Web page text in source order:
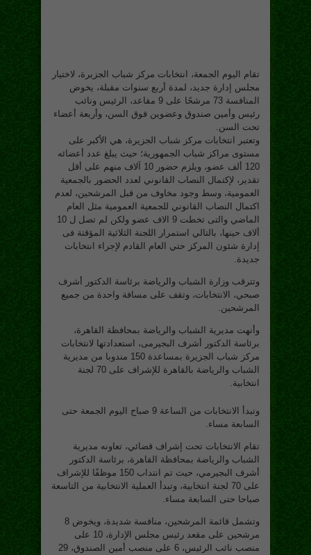
تقام اليوم الجمعة، انتخابات مركز شباب الجزيرة، لاختيار
مجلس إدارة جديد، لمدة أربع سنوات مقبلة، يخوض
المنافسة 73 مرشحًا على 9 مقاعد، الرئيس ونائب
رئيس وأمين صندوق وعضوين فوق السن، وأربعة أعضاء
تحت السن.
وتعتبر انتخابات مركز شباب الجزيرة، هي الأكبر على
مستوى مراكز شباب الجمهورية؛ حيث يبلغ عدد أعضائه
120 ألف عضو، ويلزم حضور 10 آلاف منهم على أقل
تقدير، لإكتمال النصاب القانوني لعدد الحضور بالجمعية
العمومية، وسط وجود مخاوف من قبل المرشحين، لعدم
اكتمال النصاب القانوني للجمعية العمومية مثل العام
الماضي والتى تخطت 9 الاف عضو ولكن لم تصل ل 10
ألاف حينها، بالتالي استمرار اللجنة الثلاثية المؤقتة فى
إدارة شئون المركز حتي العام القادم لإجراء انتخابات
جديدة.
وتترقب وزارة الشباب والرياضة برئاسة الدكتور أشرف
صبحي، الانتخابات، وتقف على مسافة واحدة من جميع
المرشحين.
وأنهت مديرية الشباب والرياضة بمحافظة القاهرة،
برئاسة الدكتور أشرف البجيرمى، استعدادتها لانتخابات
مركز شباب الجزيرة بمساعدة 150 مندوبا من مديرية
الشباب والرياضة بالقاهرة للإشراف على 70 لجنة
انتخابية.
وتبدأ الانتخابات من الساعة 9 صباح اليوم الجمعة حتى
السابعة مساء.
تقام الانتخابات تحت إشراف قضائي، تعاونه مديرية
الشباب والرياضة بمحافظة القاهرة، برئاسة الدكتور
أشرف البجيرمي، حيث تم انتداب 150 موظفًا للإشراف
على 70 لجنة انتخابية، وتبدأ العملية الانتخابية من التاسعة
صباحا حتى السابعة مساء.
وتشمل قائمة المرشحين، منافسة شديدة، ويخوض 8
مرشحين على مقعد رئيس مجلس الإدارة، 10 على
منصب نائب الرئيس، 6 على منصب أمين الصندوق، 29